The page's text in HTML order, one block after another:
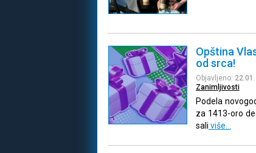
Opština
od srca!
Objavljeno:
Zanimljivosti
Podela
za 1413-oro
sali više…